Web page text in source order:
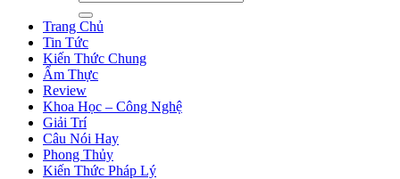
Trang Chủ
Tin Tức
Kiến Thức Chung
Ẩm Thực
Review
Khoa Học – Công Nghệ
Giải Trí
Câu Nói Hay
Phong Thủy
Kiến Thức Pháp Lý